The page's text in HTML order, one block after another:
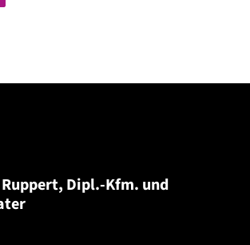
Dipl.-Kfm. und